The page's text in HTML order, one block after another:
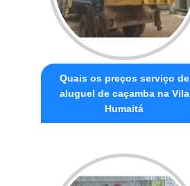
Quais os preços serviço de
aluguel de caçamba na Vila
Humaitá